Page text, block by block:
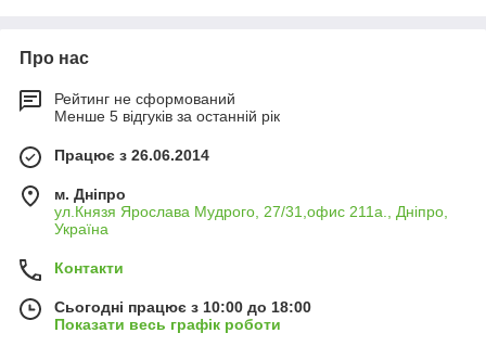
Про нас
Рейтинг не сформований
Менше 5 відгуків за останній рік
Працює з 26.06.2014
м. Дніпро
ул.Князя Ярослава Мудрого, 27/31,офис 211а., Дніпро,
Україна
Контакти
Сьогодні працює з 10:00 до 18:00
Показати весь графік роботи